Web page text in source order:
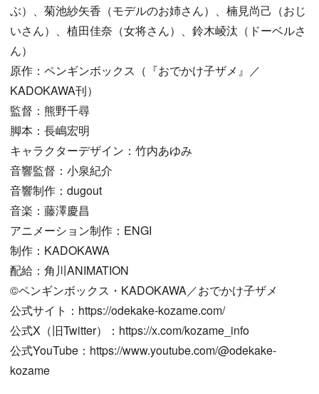
ぶ）、菊池紗矢香（モデルのお姉さん）、楠見尚己（おじ
いさん）、植田佳奈（女将さん）、鈴木崚汰（ドーベルさ
ん）
原作：ペンギンボックス（『おでかけ子ザメ』／
KADOKAWA刊）
監督：熊野千尋
脚本：長嶋宏明
キャラクターデザイン：竹内あゆみ
音響監督：小泉紀介
音響制作：dugout
音楽：藤澤慶昌
アニメーション制作：ENGI
制作：KADOKAWA
配給：角川ANIMATION
©ペンギンボックス・KADOKAWA／おでかけ子ザメ
公式サイト：https://odekake-kozame.com/
公式X（旧Twitter）：https://x.com/kozame_info
公式YouTube：https://www.youtube.com/@odekake-
kozame